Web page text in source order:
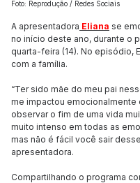
Foto: Reprodução / Redes Sociais
A apresentadora Eliana se
no início deste ano, durante o
quarta-feira (14). No episódio,
com a família.
“Ter sido mãe do meu pai
me impactou
observar o fim de uma vida
muito intenso em todas as
mas não é fácil você sair
apresentadora.
Compartilhando o programa